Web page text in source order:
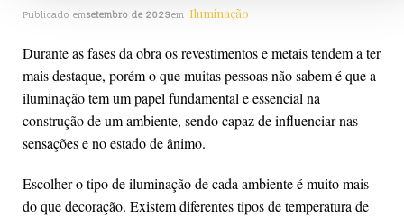
Publicado emsetembro de 2023em Iluminação
Durante as fases da obra os revestimentos e metais tendem a ter
mais destaque, porém o que muitas pessoas não sabem é que a
iluminação tem um papel fundamental e essencial na
construção de um ambiente, sendo capaz de influenciar nas
sensações e no estado de ânimo.
Escolher o tipo de iluminação de cada ambiente é muito mais
do que decoração. Existem diferentes tipos de temperatura de